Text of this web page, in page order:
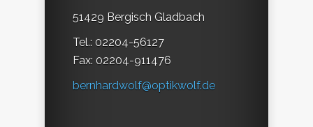
51429 Bergisch Gladbach
Tel.: 02204-56127
Fax: 02204-911476
bernhardwolf@optikwolf.de